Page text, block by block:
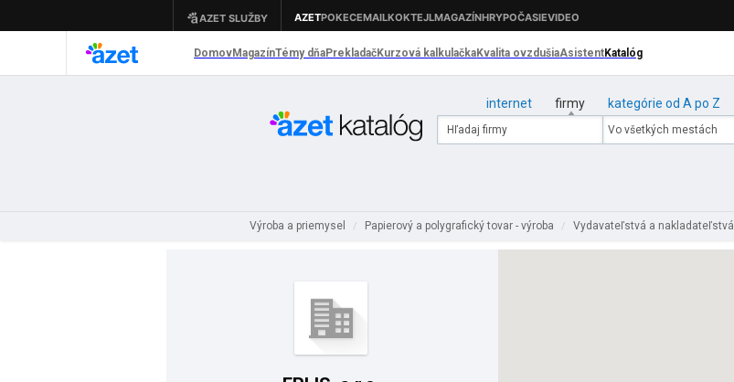
internet firmy kategórie od A po Z
Výroba a priemysel / Papierový a polygrafický tovar - výroba / Vydavateľstvá a nakladateľstvá